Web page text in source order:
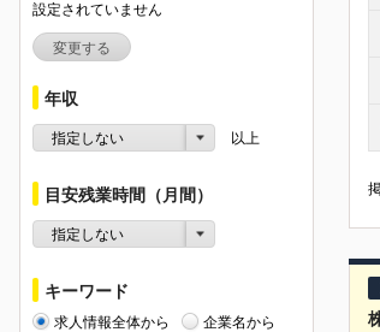
設定されていません
変更する
年収
指定しない 以上
目安残業時間（月間）
指定しない
キーワード
求人情報全体から 企業名から